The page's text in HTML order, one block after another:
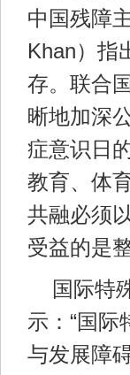
中国残障
Khan）指
存。联合
晰地加深
症意识日
教育、体
共融必须
受益的是
国际特
示：“国
与发展障